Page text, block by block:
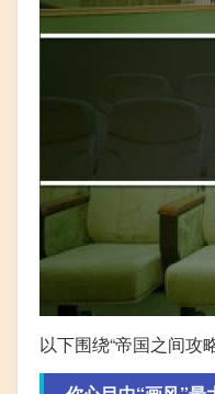
以下围绕“帝国之间攻